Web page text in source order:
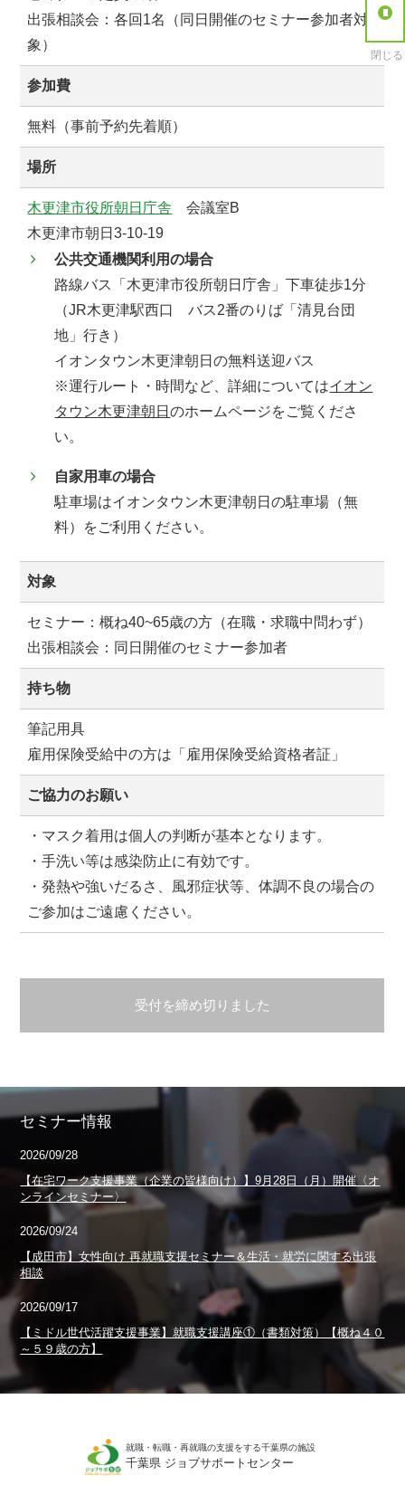
出張相談会：各回1名（同日開催のセミナー参加者対
象）
参加費
無料（事前予約先着順）
場所
木更津市役所朝日庁舎 会議室B
木更津市朝日3-10-19
公共交通機関利用の場合
路線バス「木更津市役所朝日庁舎」下車徒歩1分
（JR木更津駅西口 バス2番のりば「清見台団
地」行き）
イオンタウン木更津朝日の無料送迎バス
※運行ルート・時間など、詳細についてはイオン
タウン木更津朝日のホームページをご覧くださ
い。
自家用車の場合
駐車場はイオンタウン木更津朝日の駐車場（無
料）をご利用ください。
対象
セミナー：概ね40~65歳の方（在職・求職中問わず）
出張相談会：同日開催のセミナー参加者
持ち物
筆記用具
雇用保険受給中の方は「雇用保険受給資格者証」
ご協力のお願い
・マスク着用は個人の判断が基本となります。
・手洗い等は感染防止に有効です。
・発熱や強いだるさ、風邪症状等、体調不良の場合の
ご参加はご遠慮ください。
受付を締め切りました
セミナー情報
2026/09/28
【在宅ワーク支援事業（企業の皆様向け）】9月28日（月）開催〈オ
ンラインセミナー〉
2026/09/24
【成田市】女性向け 再就職支援セミナー＆生活・就労に関する出張
相談
2026/09/17
【ミドル世代活躍支援事業】就職支援講座①（書類対策）【概ね４０
～５９歳の方】
就職・転職・再就職の支援をする千葉県の施設
千葉県 ジョブサポートセンター
閉じる